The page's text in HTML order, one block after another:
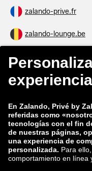
zalando-prive.fr
zalando-lounge.be
zalando-lounge.fi
zalando-lounge.co.uk
zalando-prive.es
zalando-lounge.lt
zalando-lounge.ro